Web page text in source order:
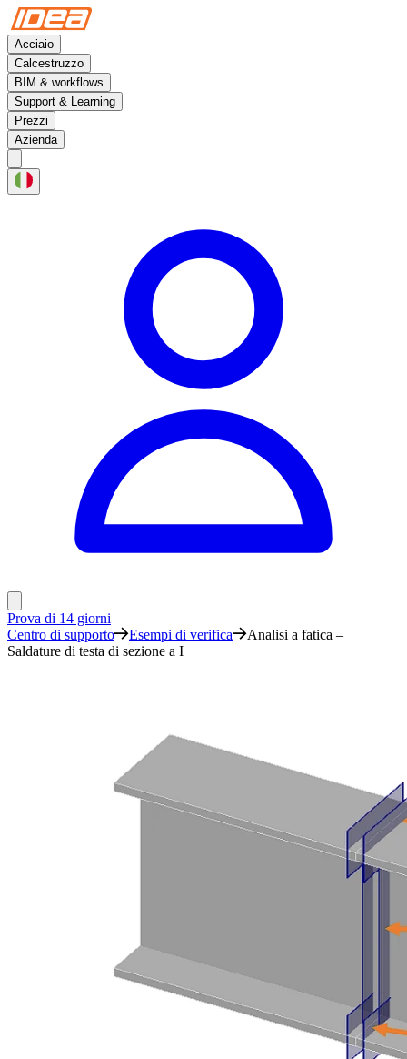
Acciaio
Calcestruzzo
BIM & workflows
Support & Learning
Prezzi
Azienda
Prova di 14 giorni
Centro di supporto
Esempi di verifica
Analisi a fatica –
Saldature di testa di sezione a I